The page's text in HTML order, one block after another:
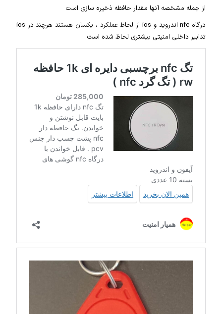
از جمله مشخصه آنها مقدار حافظه ذخیره سازی است
درگاه nfc اندروید و ios از لحاظ عملکرد ، یکسان هستند هرچند در ios
تدابیر داخلی امنیتی بیشتری لحاظ شده است